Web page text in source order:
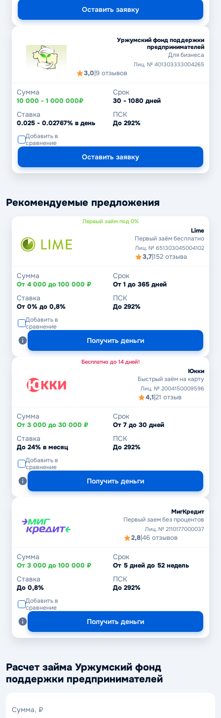
Оставить заявку
Уржумский фонд поддержки
предпринимателей
Для бизнеса
Лиц. № 401303333004265
3,0|9 отзывов
Сумма
10 000 - 1 000 000₽
Срок
30 - 1080 дней
Ставка
0.025 - 0.02767% в день
ПСК
До 292%
Добавить в
сравнение
Оставить заявку
Рекомендуемые предложения
Первый займ под 0%
Lime
Первый заём бесплатно
Лиц. № 651303045004102
3,7|152 отзыва
Сумма
От 4 000 до 100 000 ₽
Срок
От 1 до 365 дней
Ставка
От 0% до 0,8%
ПСК
До 292%
Добавить в
сравнение
Получить деньги
Бесплатно до 14 дней!
Юкки
Быстрый заём на карту
Лиц. № 2004150009596
4,1|21 отзыв
Сумма
От 3 000 до 30 000 ₽
Срок
От 7 до 30 дней
Ставка
До 24% в месяц
ПСК
До 292%
Добавить в
сравнение
Получить деньги
МигКредит
Первый заем без процентов
Лиц. № 2110177000037
2,8|46 отзывов
Сумма
От 3 000 до 100 000 ₽
Срок
От 5 дней до 52 недель
Ставка
До 0,8%
ПСК
До 292%
Добавить в
сравнение
Получить деньги
Расчет займа Уржумский фонд
поддержки предпринимателей
Сумма, ₽
Сумма,